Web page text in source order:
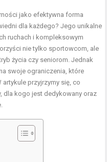
jako efektywna forma
dla każdego? Jego unikalne
ruchach i kompleksowym
nie tylko sportowcom, ale
życia czy seniorom. Jednak
swoje ograniczenia, które
przyjrzymy się, co
dla kogo jest dedykowany oraz